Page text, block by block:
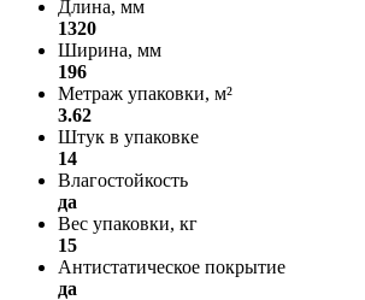
Длина, мм
1320
Ширина, мм
196
Метраж упаковки, м²
3.62
Штук в упаковке
14
Влагостойкость
да
Вес упаковки, кг
15
Антистатическое покрытие
да